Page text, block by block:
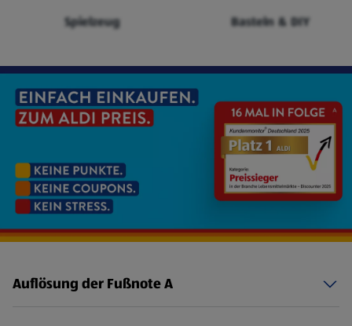
Spielzeug Basteln & DIY
Auflösung der Fußnote A